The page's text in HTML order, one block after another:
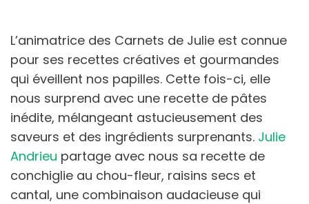
L’animatrice des Carnets de Julie est connue
pour ses recettes créatives et gourmandes
qui éveillent nos papilles. Cette fois-ci, elle
nous surprend avec une recette de pâtes
inédite, mélangeant astucieusement des
saveurs et des ingrédients surprenants. Julie
Andrieu partage avec nous sa recette de
conchiglie au chou-fleur, raisins secs et
cantal, une combinaison audacieuse qui